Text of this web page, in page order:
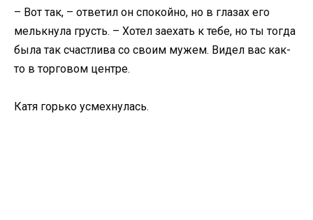
– Вот так, – ответил он спокойно, но в глазах его
мелькнула грусть. – Хотел заехать к тебе, но ты тогда
была так счастлива со своим мужем. Видел вас как-
то в торговом центре.
Катя горько усмехнулась.